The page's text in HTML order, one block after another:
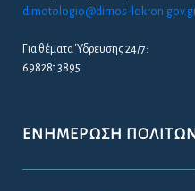
dimotologio@dimos-
Για θέματα Ύδρευσης 24/7:
6982813895
ΕΝΗΜΈΡΩΣΗ ΠΟΛΙΤΏΝ